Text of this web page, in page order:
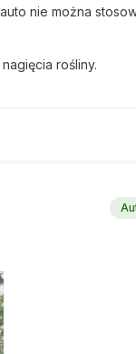
nie można
rośliny.